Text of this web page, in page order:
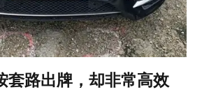
路出牌，却非常高效